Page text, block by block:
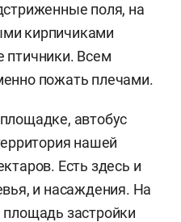
поля, на
кирпичиками
птичники. Всем
пожать плечами.
автобус
нашей
Есть здесь и
и насаждения. На
застройки